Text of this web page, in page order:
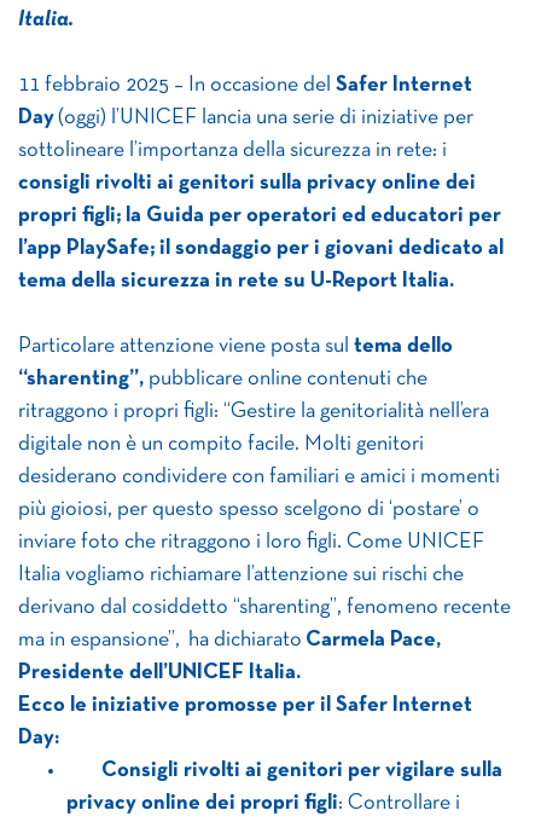
Italia.
11 febbraio 2025 – In occasione del Safer Internet
Day(oggi) l’UNICEF lancia una serie di iniziative per
sottolineare l’importanza della sicurezza in rete: i
consigli rivolti ai genitori sulla privacy online dei
propri figli; la Guida per operatori ed educatori per
l’app PlaySafe; il sondaggio per i giovani dedicato al
tema della sicurezza in rete su U-Report Italia.
Particolare attenzione viene posta sul tema dello
“sharenting”, pubblicare online contenuti che
ritraggono i propri figli: “Gestire la genitorialità nell’era
digitale non è un compito facile. Molti genitori
desiderano condividere con familiari e amici i momenti
più gioiosi, per questo spesso scelgono di ‘postare’ o
inviare foto che ritraggono i loro figli. Come UNICEF
Italia vogliamo richiamare l’attenzione sui rischi che
derivano dal cosiddetto “sharenting”, fenomeno recente
ma in espansione”, ha dichiarato Carmela Pace,
Presidente dell’UNICEF Italia.
Ecco le iniziative promosse per il Safer Internet
Day:
Consigli rivolti ai genitori per vigilare sulla
privacy online dei propri figli: Controllare i